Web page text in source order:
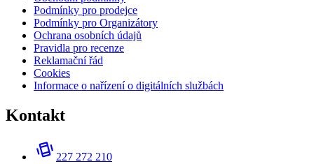
Podmínky pro prodejce
Podmínky pro Organizátory
Ochrana osobních údajů
Pravidla pro recenze
Reklamační řád
Cookies
Informace o nařízení o digitálních službách
Kontakt
227 272 210